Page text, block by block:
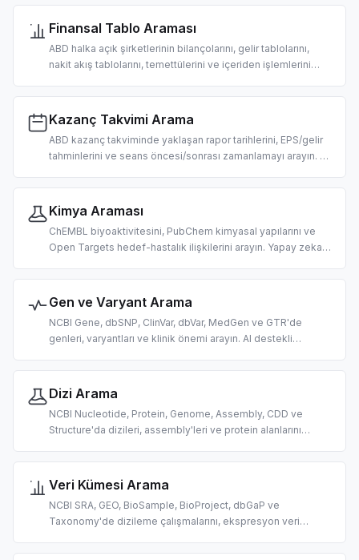
zeka odaklı makroekonomik araştırma ve analiz için
tasarlandı.
Finansal Tablo Araması
ABD halka açık şirketlerinin bilançolarını, gelir tablolarını,
nakit akış tablolarını, temettülerini ve içeriden işlemlerini
tasarlandı.
Kazanç Takvimi Arama
ABD kazanç takviminde yaklaşan rapor tarihlerini, EPS/gelir
tahminlerini ve seans öncesi/sonrası zamanlamayı arayın. AI
Kimya Araması
ChEMBL biyoaktivitesini, PubChem kimyasal yapılarını ve
Open Targets hedef-hastalık ilişkilerini arayın. Yapay zeka
için tasarlandı.
Gen ve Varyant Arama
NCBI Gene, dbSNP, ClinVar, dbVar, MedGen ve GTR'de
genleri, varyantları ve klinik önemi arayın. AI destekli
Dizi Arama
NCBI Nucleotide, Protein, Genome, Assembly, CDD ve
Structure'da dizileri, assembly'leri ve protein alanlarını
Veri Kümesi Arama
NCBI SRA, GEO, BioSample, BioProject, dbGaP ve
Taxonomy'de dizileme çalışmalarını, ekspresyon veri
veri keşfi için tasarlandı.